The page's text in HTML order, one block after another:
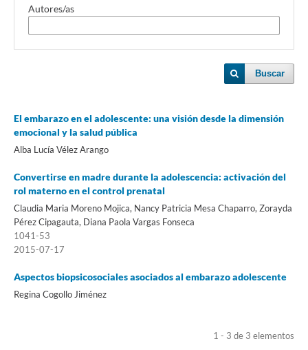
Autores/as
Buscar
El embarazo en el adolescente: una visión desde la dimensión
emocional y la salud pública
Alba Lucía Vélez Arango
Convertirse en madre durante la adolescencia: activación del
rol materno en el control prenatal
Claudia Maria Moreno Mojica, Nancy Patricia Mesa Chaparro, Zorayda
Pérez Cipagauta, Diana Paola Vargas Fonseca
1041-53
2015-07-17
Aspectos biopsicosociales asociados al embarazo adolescente
Regina Cogollo Jiménez
1 - 3 de 3 elementos